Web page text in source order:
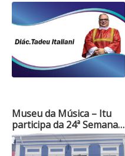
Museu da Música – Itu
participa da 24ª Semana…